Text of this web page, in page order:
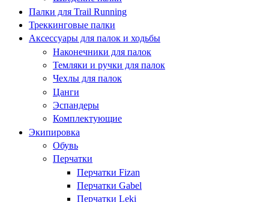
Палки для Trail Running
Треккинговые палки
Аксессуары для палок и ходьбы
Наконечники для палок
Темляки и ручки для палок
Чехлы для палок
Цанги
Эспандеры
Комплектующие
Экипировка
Обувь
Перчатки
Перчатки Fizan
Перчатки Gabel
Перчатки Leki